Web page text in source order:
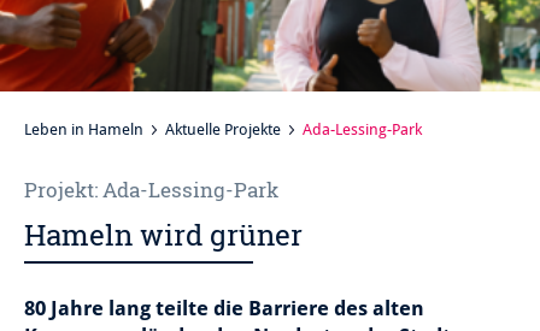
Leben in Hameln Aktuelle Projekte Ada-Lessing-Park
Projekt: Ada-Lessing-Park
Hameln wird grüner
80 Jahre lang teilte die Barriere des alten